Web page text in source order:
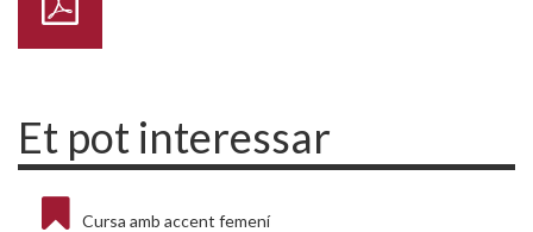
Et pot interessar
Cursa amb accent femení